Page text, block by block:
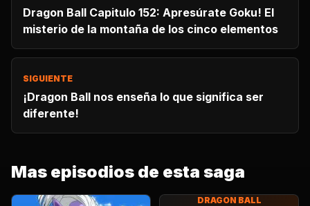
Dragon Ball Capitulo 152: Apresúrate Goku! El
misterio de la montaña de los cinco elementos
SIGUIENTE
¡Dragon Ball nos enseña lo que significa ser
diferente!
Mas episodios de esta saga
DRAGON BALL